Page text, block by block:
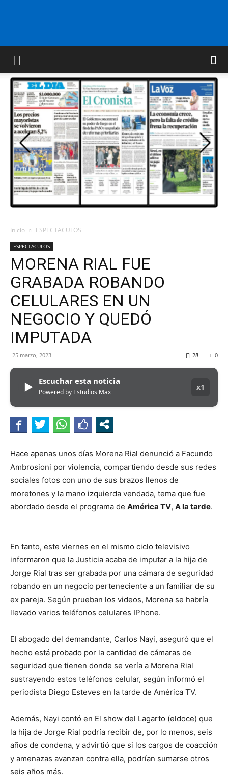
FM
GOLD
ORAN
107.1
Inicio ESPECTACULOS
ESPECTACULOS
MORENA RIAL FUE
GRABADA ROBANDO
CELULARES EN UN
NEGOCIO Y QUEDÓ
IMPUTADA
25 marzo, 2023 0
28
▶ Escuchar esta noticia
Powered by Estudios Max
x1
Hace apenas unos días Morena Rial denunció a Facundo
Ambrosioni por violencia, compartiendo desde sus redes
sociales fotos con uno de sus brazos llenos de
moretones y la mano izquierda vendada, tema que fue
abordado desde el programa de América TV, A la tarde.
En tanto, este viernes en el mismo ciclo televisivo
informaron que la Justicia acaba de imputar a la hija de
Jorge Rial tras ser grabada por una cámara de seguridad
robando en un negocio perteneciente a un familiar de su
ex pareja. Según prueban los videos, Morena se habría
llevado varios teléfonos celulares IPhone.
El abogado del demandante, Carlos Nayi, aseguró que el
hecho está probado por la cantidad de cámaras de
seguridad que tienen donde se vería a Morena Rial
sustrayendo estos teléfonos celular, según informó el
periodista Diego Esteves en la tarde de América TV.
Además, Nayi contó en El show del Lagarto (eldoce) que
la hija de Jorge Rial podría recibir de, por lo menos, seis
años de condena, y advirtió que si los cargos de coacción
y amenazas avanzan contra ella, podrían sumarse otros
seis años más.